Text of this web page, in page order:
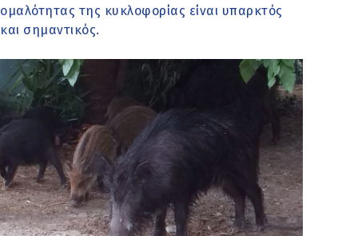
ομαλότητας της κυκλοφορίας είναι υπαρκτός
και σημαντικός.